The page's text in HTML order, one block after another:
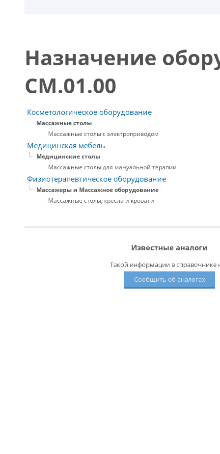
Назначение
СМ.01.00
Косметологическое оборудование
Массажные столы
Массажные столы с электроприводом
Медицинская мебель
Медицинские столы
Массажные столы для мануальной терапии
Физиотерапевтическое оборудование
Массажеры и Массажное оборудование
Массажные столы, кресла и кровати
Известные аналоги
Такой информации в справочнике
Сообщить об аналогах